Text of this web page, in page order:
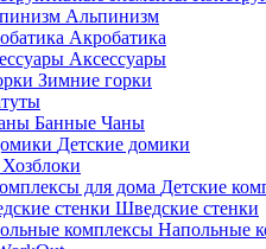
Альпинизм
Акробатика
Аксессуары
Зимние горки
Банные Чаны
Детские домики
Хозблоки
Детские
Шведские стенки
Напольные